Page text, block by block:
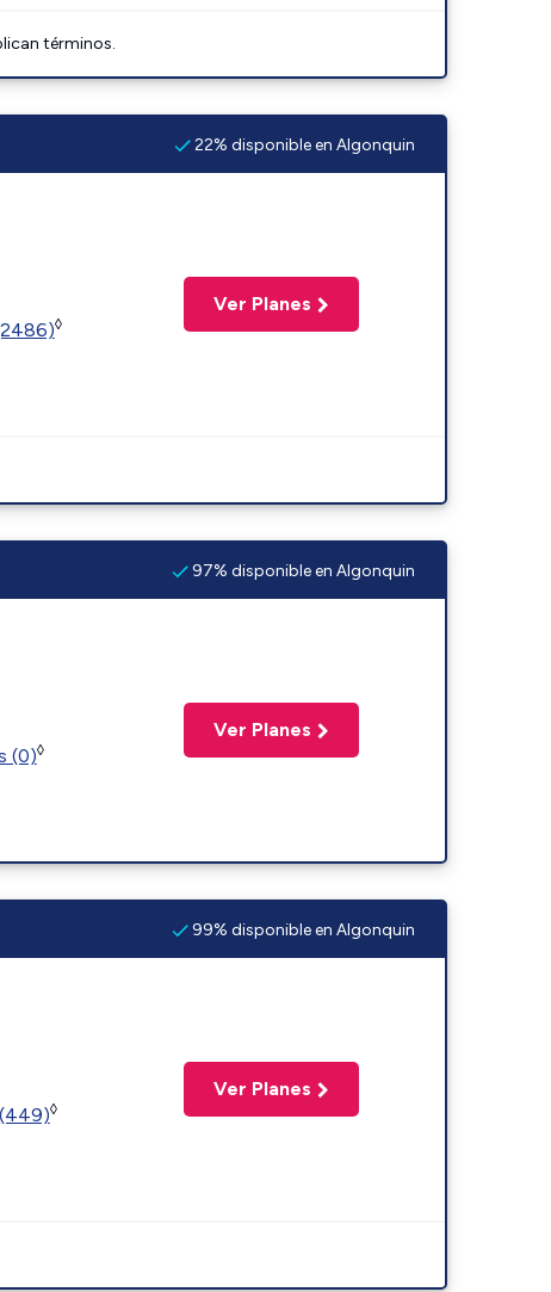
términos.
22% disponible en Algonquin
◊
Ver Planes
97% disponible en Algonquin
(0)◊
Ver Planes
99% disponible en Algonquin
◊
Ver Planes